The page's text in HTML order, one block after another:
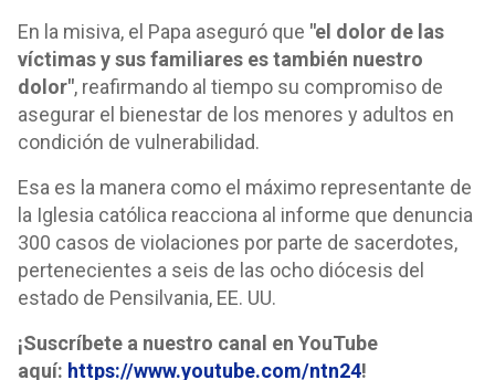
En la misiva, el Papa aseguró que "el dolor de las
víctimas y sus familiares es también nuestro
dolor", reafirmando al tiempo su compromiso de
asegurar el bienestar de los menores y adultos en
condición de vulnerabilidad.
Esa es la manera como el máximo representante de
la Iglesia católica reacciona al informe que denuncia
300 casos de violaciones por parte de sacerdotes,
pertenecientes a seis de las ocho diócesis del
estado de Pensilvania, EE. UU.
¡Suscríbete a nuestro canal en YouTube
aquí: https://www.youtube.com/ntn24!